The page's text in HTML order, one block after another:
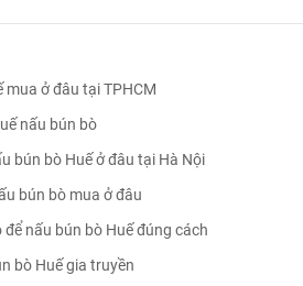
mua ở đâu tại TPHCM
nấu bún bò
bún bò Huế ở đâu tại Hà Nội
bún bò mua ở đâu
để nấu bún bò Huế đúng cách
bò Huế gia truyền